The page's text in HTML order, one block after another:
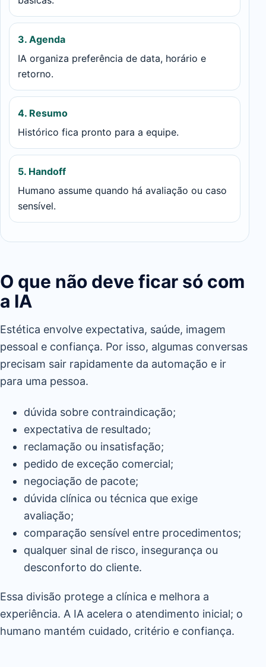
3. Agenda
IA organiza preferência de data, horário e
retorno.
4. Resumo
Histórico fica pronto para a equipe.
5. Handoff
Humano assume quando há avaliação ou caso
sensível.
O que não deve ficar só com
a IA
Estética envolve expectativa, saúde, imagem
pessoal e confiança. Por isso, algumas conversas
precisam sair rapidamente da automação e ir
para uma pessoa.
dúvida sobre contraindicação;
expectativa de resultado;
reclamação ou insatisfação;
pedido de exceção comercial;
negociação de pacote;
dúvida clínica ou técnica que exige
avaliação;
comparação sensível entre procedimentos;
qualquer sinal de risco, insegurança ou
desconforto do cliente.
Essa divisão protege a clínica e melhora a
experiência. A IA acelera o atendimento inicial; o
humano mantém cuidado, critério e confiança.